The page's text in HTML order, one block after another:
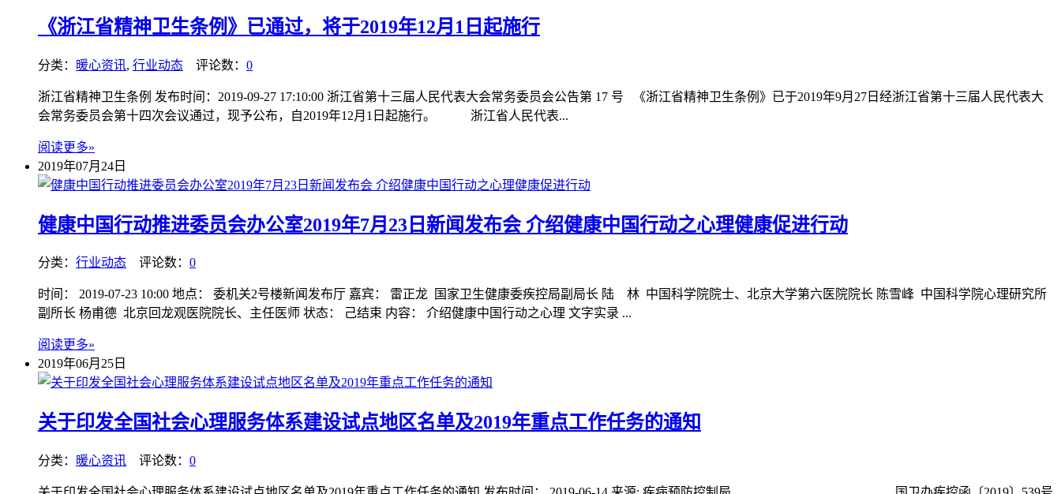
《浙江省精神卫生条例》已通过，将于2019年12月1日起施行
分类： 暖心资讯, 行业动态 评论数： 0
浙江省精神卫生条例 发布时间：2019-09-27 17:10:00 浙江省第十三届人民代表大会常务委员会公告第 17 号 《浙江省精神卫生条例》已于2019年9月27日经浙江省第十三届人民代表大
会常务委员会第十四次会议通过，现予公布，自2019年12月1日起施行。 浙江省人民代表...
阅读更多»
2019年07月24日
健康中国行动推进委员会办公室2019年7月23日新闻发布会 介绍健康中国行动之心理健康促进行动
分类： 行业动态 评论数： 0
时间： 2019-07-23 10:00 地点： 委机关2号楼新闻发布厅 嘉宾： 雷正龙 国家卫生健康委疾控局副局长 陆 林 中国科学院院士、北京大学第六医院院长 陈雪峰 中国科学院心理研究所
副所长 杨甫德 北京回龙观医院院长、主任医师 状态： 己结束 内容： 介绍健康中国行动之心理 文字实录 ...
阅读更多»
2019年06月25日
关于印发全国社会心理服务体系建设试点地区名单及2019年重点工作任务的通知
分类： 暖心资讯 评论数： 0